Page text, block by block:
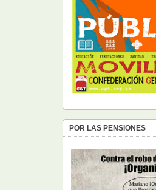
POR LAS PENSIONES